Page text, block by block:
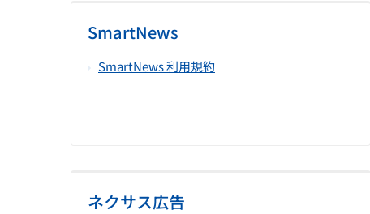
SmartNews
SmartNews 利用規約
ネクサス広告